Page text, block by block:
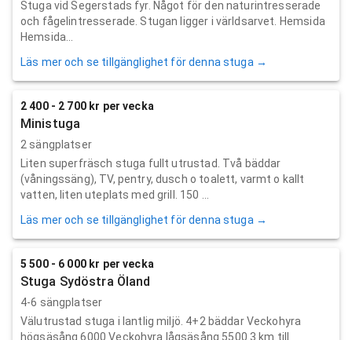
Stuga vid Segerstads fyr. Något för den naturintresserade
och fågelintresserade. Stugan ligger i världsarvet. Hemsida
Hemsida...
Läs mer och se tillgänglighet för denna stuga →
2 400 - 2 700 kr per vecka
Ministuga
2 sängplatser
Liten superfräsch stuga fullt utrustad. Två bäddar
(våningssäng), TV, pentry, dusch o toalett, varmt o kallt
vatten, liten uteplats med grill. 150 ...
Läs mer och se tillgänglighet för denna stuga →
5 500 - 6 000 kr per vecka
Stuga Sydöstra Öland
4-6 sängplatser
Välutrustad stuga i lantlig miljö. 4+2 bäddar Veckohyra
högsäsång 6000 Veckohyra lågsäsång 5500 3 km till